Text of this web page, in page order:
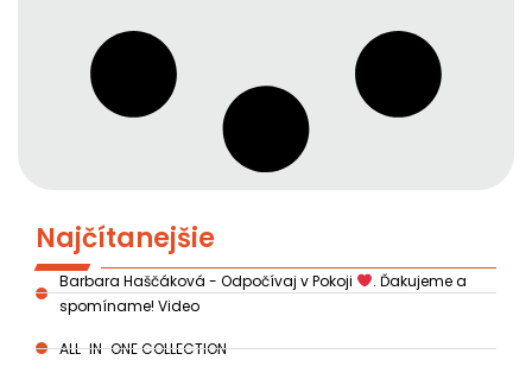
Najčítanejšie
Barbara Haščáková - Odpočívaj v Pokoji
. Ďakujeme a
spomíname! Video
ALL-IN-ONE COLLECTION